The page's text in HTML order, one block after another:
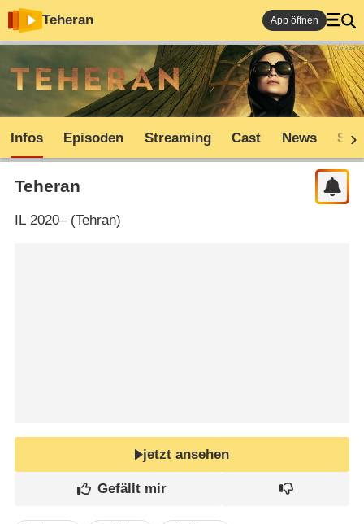
Teheran App öffnen
Infos Episoden Streaming Cast News
Teheran
IL2020– (Tehran)
jetzt ansehen